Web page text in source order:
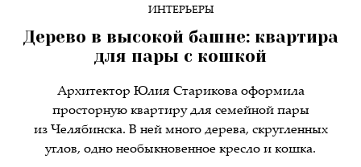
ИНТЕРЬЕРЫ
Дерево в высокой башне: квартира
для пары с кошкой
Архитектор Юлия Старикова оформила
просторную квартиру для семейной пары
из Челябинска. В ней много дерева, скругленных
углов, одно необыкновенное кресло и кошка.